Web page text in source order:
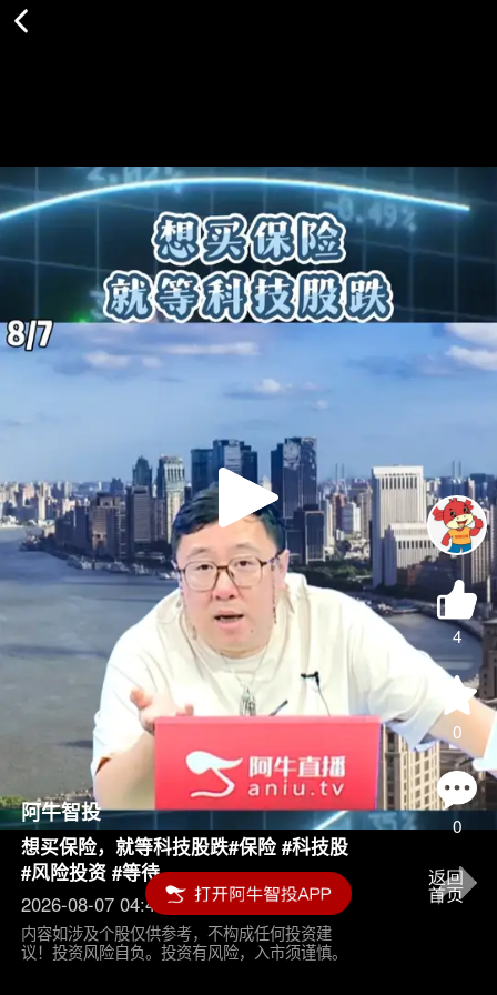
Play
Video
4
0
0
阿牛智投
想买保险，就等科技股跌#保险 #科技股
#风险投资 #等待
2026-08-07 04:45
内容如涉及个股仅供参考，不构成任何投资建
议！投资风险自负。投资有风险，入市须谨慎。